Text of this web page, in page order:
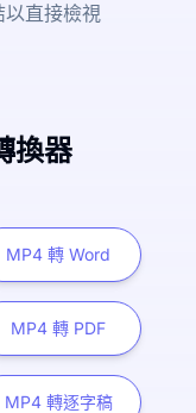
以直接檢視
換器
MP4 轉 Word
MP4 轉 PDF
MP4 轉逐字稿